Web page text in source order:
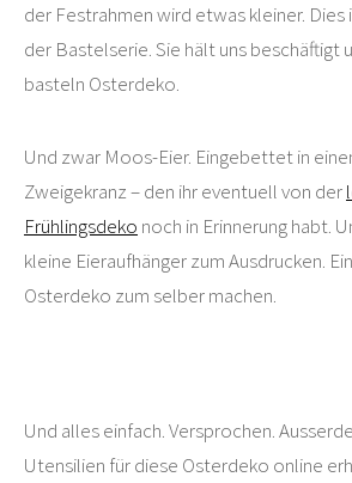
der Festrahmen wird etwas kleiner.
der Bastelserie. Sie hält uns beschäftigt
basteln Osterdeko.
Und zwar Moos-Eier. Eingebettet in
Zweigekranz – den ihr eventuell von der
Frühlingsdeko noch in Erinnerung habt.
kleine Eieraufhänger zum Ausdrucken.
Osterdeko zum selber machen.
Und alles einfach. Versprochen.
Utensilien für diese Osterdeko online